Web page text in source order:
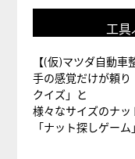
り
シ
ー
ル
作
り
限
定
工
具
ふ
工具
【(仮)マツダ自動車
手の感覚だけが頼
クイズ」と
様々なサイズのナッ
「ナット探しゲー